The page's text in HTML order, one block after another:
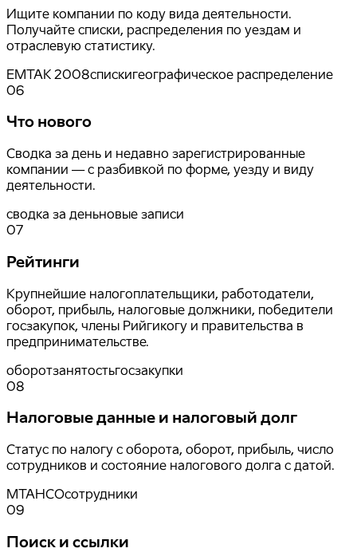
Ищите компании по коду вида деятельности.
Получайте списки, распределения по уездам и
отраслевую статистику.
EMTAK 2008спискигеографическое распределение
06
Что нового
Сводка за день и недавно зарегистрированные
компании — с разбивкой по форме, уезду и виду
деятельности.
сводка за деньновые записи
07
Рейтинги
Крупнейшие налогоплательщики, работодатели,
оборот, прибыль, налоговые должники, победители
госзакупок, члены Рийгикогу и правительства в
предпринимательстве.
оборотзанятостьгосзакупки
08
Налоговые данные и налоговый долг
Статус по налогу с оборота, оборот, прибыль, число
сотрудников и состояние налогового долга с датой.
MTAНСОсотрудники
09
Поиск и ссылки